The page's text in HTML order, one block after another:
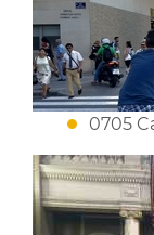
0705